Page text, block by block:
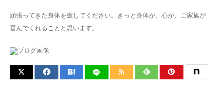
頑張ってきた身体を癒してください。きっと身体が、心が、ご家族が
喜んでくれることと思います。